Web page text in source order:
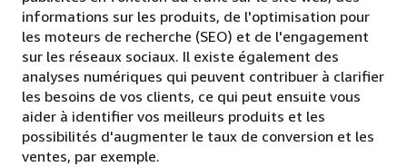
informations sur les produits, de l'optimisation pour
les moteurs de recherche (SEO) et de l'engagement
sur les réseaux sociaux. Il existe également des
analyses numériques qui peuvent contribuer à clarifier
les besoins de vos clients, ce qui peut ensuite vous
aider à identifier vos meilleurs produits et les
possibilités d'augmenter le taux de conversion et les
ventes, par exemple.